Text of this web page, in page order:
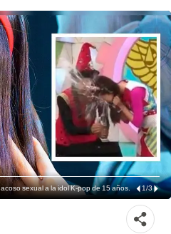
sexual a la idol K-pop de 15 años. 1/3